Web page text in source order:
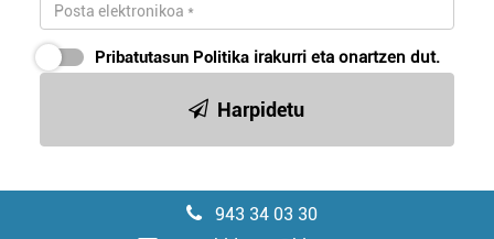
Pribatutasun Politika irakurri eta onartzen dut.
Harpidetu
943 34 03 30